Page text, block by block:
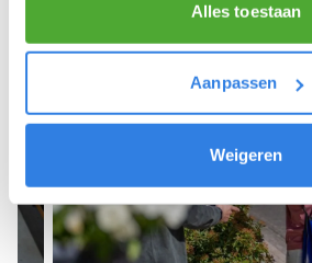
Alles toestaan
Aanpassen
Weigeren